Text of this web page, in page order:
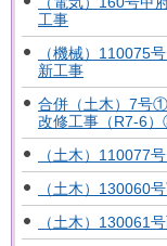
工事
（機械）110075
新工事
合併（土木）7号
改修工事（R7-6
（土木）110077
（土木）130060
（土木）130061